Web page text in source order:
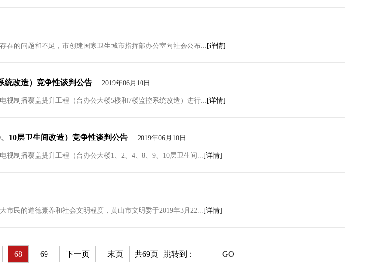
的问题和不足，市创建国家卫生城市指挥部办公室向社会公布... [详情]
统改造）竞争性谈判公告 2019年06月10日
制播覆盖提升工程（台办公大楼5楼和7楼监控系统改造）进行... [详情]
10层卫生间改造）竞争性谈判公告 2019年06月10日
制播覆盖提升工程（台办公大楼1、2、4、8、9、10层卫生间... [详情]
民的道德素养和社会文明程度，黄山市文明委于2019年3月22... [详情]
68 69 下一页 末页 共69页 跳转到： GO